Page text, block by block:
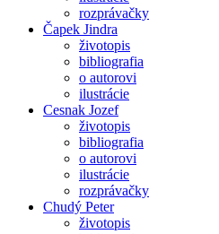
rozprávačky
Čapek Jindra
životopis
bibliografia
o autorovi
ilustrácie
Cesnak Jozef
životopis
bibliografia
o autorovi
ilustrácie
rozprávačky
Chudý Peter
životopis